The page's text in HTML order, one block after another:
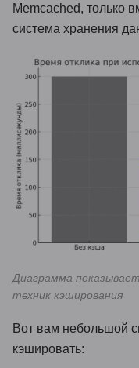
Memcached, только
система хранения
Диаграмма
техник кэширования
Вот вам небольшой
кэшировать: